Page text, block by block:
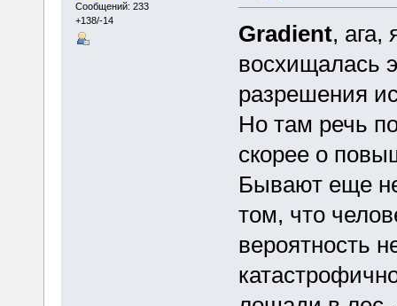
Сообщений: 233
+138/-14
Gradient, ага,
восхищалась
разрешения
Но там речь
скорее о
Бывают еще
том, что
вероятность